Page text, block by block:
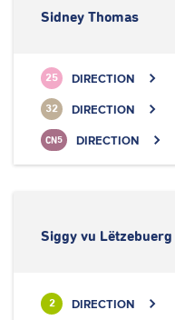
Sidney Thomas
25 DIRECTION
32 DIRECTION
CN5 DIRECTION
Siggy vu Lëtzebuerg
2 DIRECTION